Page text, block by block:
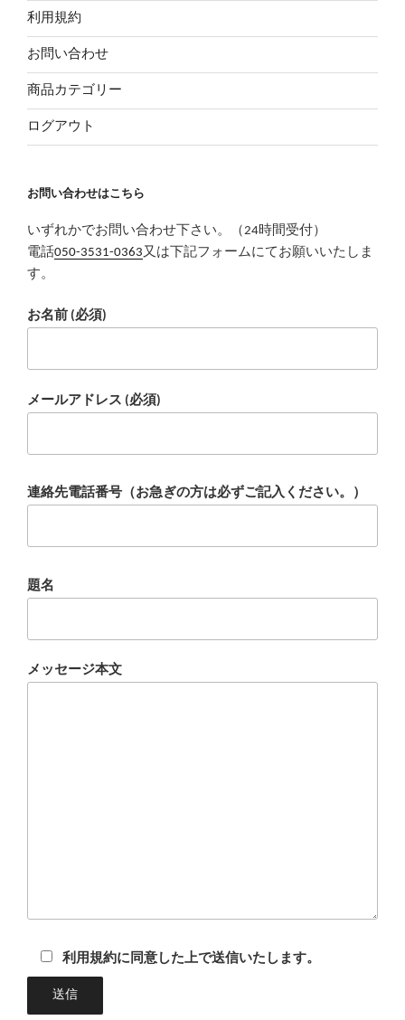
利用規約
お問い合わせ
商品カテゴリー
ログアウト
お問い合わせはこちら
いずれかでお問い合わせ下さい。（24時間受付）
電話050-3531-0363 又は下記フォームにてお願いいたしま
す。
お名前 (必須)
メールアドレス (必須)
連絡先電話番号（お急ぎの方は必ずご記入ください。）
題名
メッセージ本文
利用規約に同意した上で送信いたします。